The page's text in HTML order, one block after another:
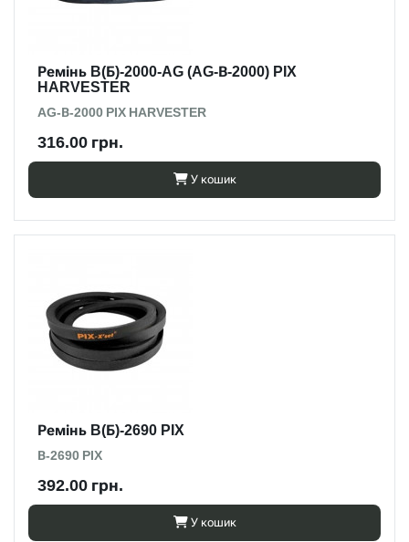
Ремінь B(Б)-2000-AG (AG-В-2000) PIX
HARVESTER
AG-В-2000 PIX HARVESTER
316.00 грн.
У кошик
Ремінь B(Б)-2690 PIX
В-2690 PIX
392.00 грн.
У кошик